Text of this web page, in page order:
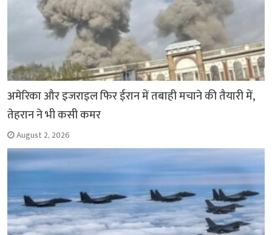
अमेरिका और इजराइल फिर ईरान में तबाही मचाने की तैयारी में,
तेहरान ने भी कसी कमर
August 2, 2026